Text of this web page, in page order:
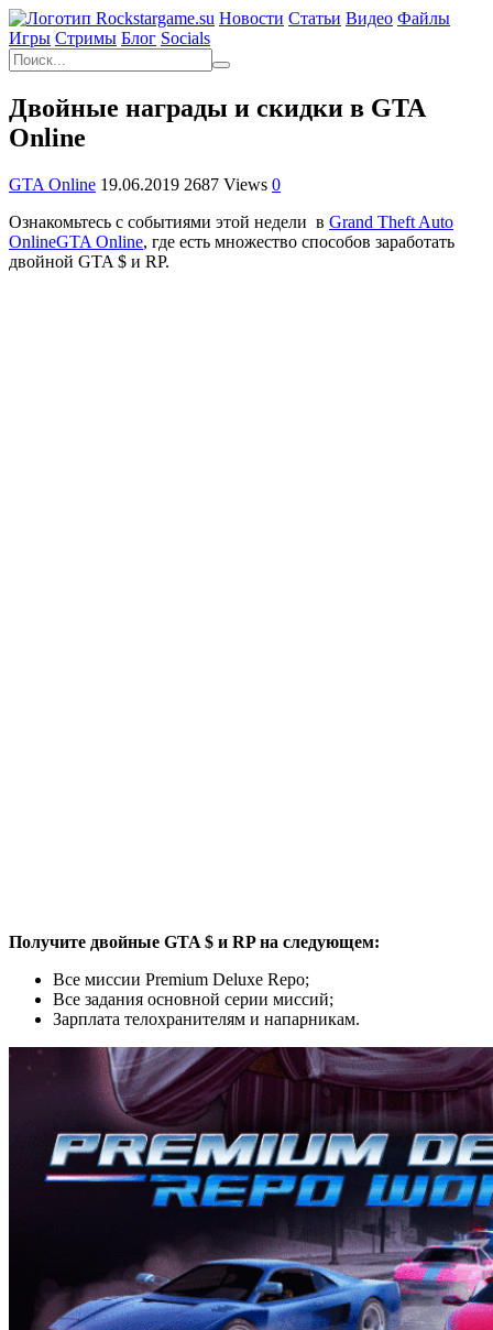
Новости Статьи Видео Файлы
Игры Cтримы Блог Socials
Двойные награды и скидки в GTA
Online
GTA Online 19.06.2019 2687 Views 0
Ознакомьтесь с событиями этой недели в Grand Theft Auto
OnlineGTA Online, где есть множество способов заработать
двойной GTA $ и RP.
Получите двойные GTA $ и RP на следующем:
Все миссии Premium Deluxe Repo;
Все задания основной серии миссий;
Зарплата телохранителям и напарникам.